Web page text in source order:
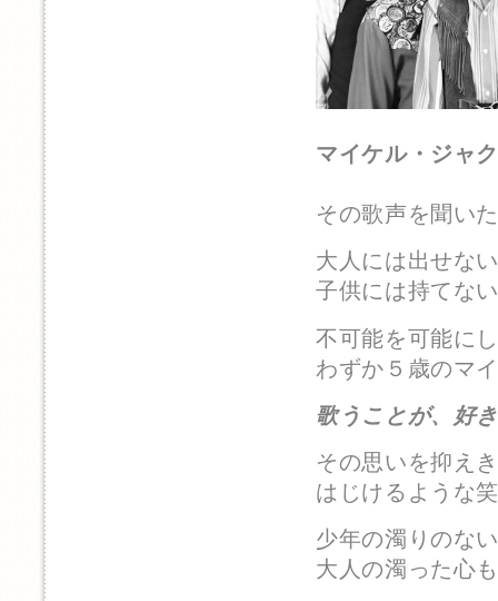
マイケル・ジャ
その歌声を聞い
大人には出せな
子供には持てな
不可能を可能に
わずか５歳のマ
歌うことが、好
その思いを抑え
はじけるような
少年の濁りのな
大人の濁った心